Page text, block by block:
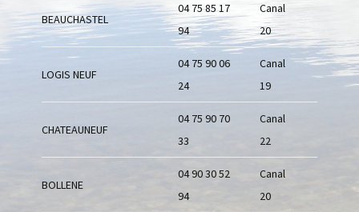
BEAUCHASTEL
04 75 85 17
94
Canal
20
LOGIS NEUF
04 75 90 06
24
Canal
19
CHATEAUNEUF
04 75 90 70
33
Canal
22
BOLLENE
04 90 30 52
94
Canal
20